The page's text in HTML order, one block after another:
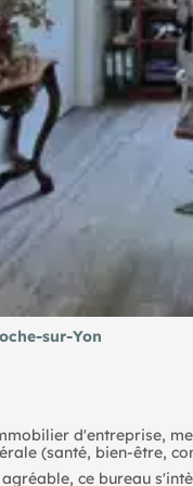
sur-Yon
cabinet Poitou Vendée, vous propose à
(santé, bien-être,
ce bureau